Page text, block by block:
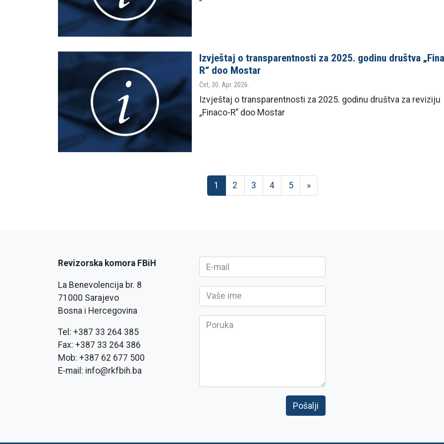
Izvještaj o transparentnosti za 2025. godinu društva
R“ doo Mostar
Čet, 30. Apr. 2026.
Izvještaj o transparentnosti za 2025. godinu društva za reviziju
„Finaco-R“ doo Mostar
1 2 3 4 5 »
Revizorska komora FBiH
La Benevolencija br. 8
71000 Sarajevo
Bosna i Hercegovina
Tel: +387 33 264 385
Fax: +387 33 264 386
Mob: +387 62 677 500
E-mail: info@rkfbih.ba
Pošalji